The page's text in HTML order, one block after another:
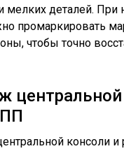
мелких деталей. При
промаркировать
чтобы точно